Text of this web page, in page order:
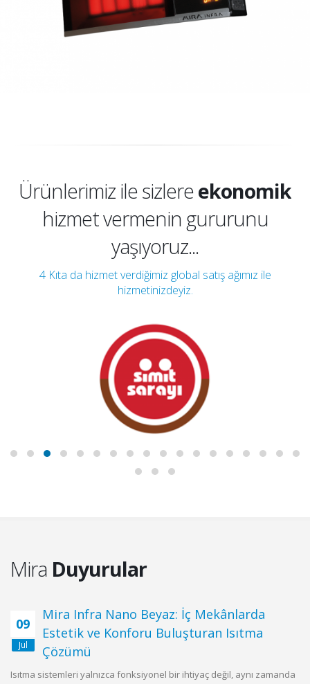
Ürünlerimiz ile sizlereekonomik
kaliteli
hizmet vermenin gururunu
yaşıyoruz...
4 Kıta da hizmet verdiğimiz global satış ağımız ile
hizmetinizdeyiz.
Mira Duyurular
09
Jul
Mira Infra Nano Beyaz: İç Mekânlarda
Estetik ve Konforu Buluşturan Isıtma
Çözümü
Isıtma sistemleri yalnızca fonksiyonel bir ihtiyaç değil, aynı zamanda